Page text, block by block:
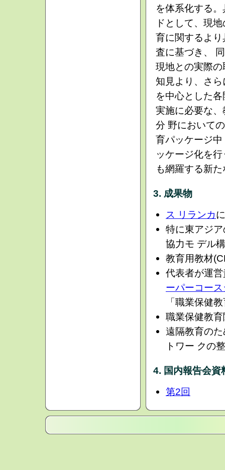
を体系化する
ドとして、現
育に関するよ
査に基づき、
現地との実際
知見より、さ
を中心とした
実施に必要な
分 野において
育パッケージ中
ッケージ化を
も網羅する新
3. 成果物
ス リランカ
特に東アジ
協力モ デル
教育用教材
代表者が運
ーパーコー
「職業保健
職業保健教
遠隔教育の
トワー クの
4. 国内報告会資
第2回